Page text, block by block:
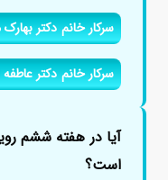
سرکار خانم دکتر
سرکار خانم دکتر
آیا در هفته ششم
است؟